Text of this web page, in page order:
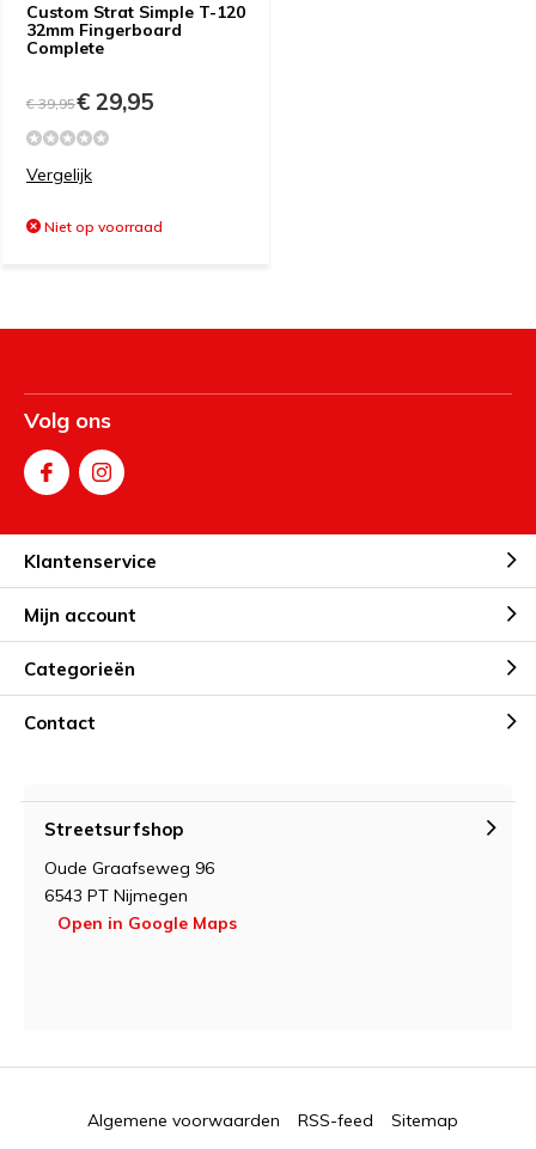
Custom Strat Simple T-120
32mm Fingerboard
Complete
€ 39,95€ 29,95
Vergelijk
Niet op voorraad
Volg ons
Klantenservice
Mijn account
Categorieën
Contact
Streetsurfshop
Oude Graafseweg 96
6543 PT Nijmegen
Open in Google Maps
Algemene voorwaarden RSS-feed Sitemap